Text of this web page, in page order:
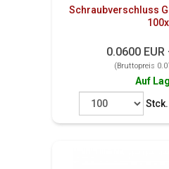
Schraubverschluss
100x
0.0600
(Bruttopreis
Auf
Stck.